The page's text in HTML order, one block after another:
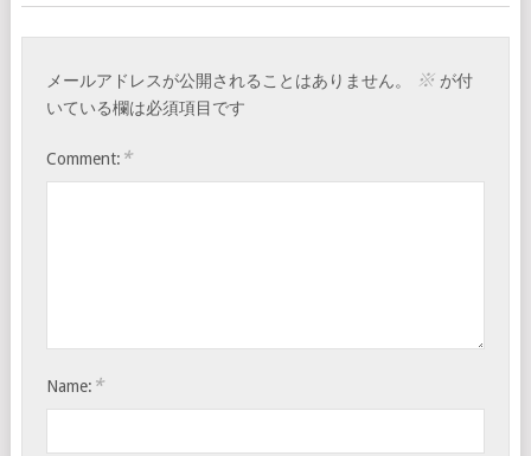
メールアドレスが公開されることはありません。 ※ が付
いている欄は必須項目です
Comment: *
Name: *